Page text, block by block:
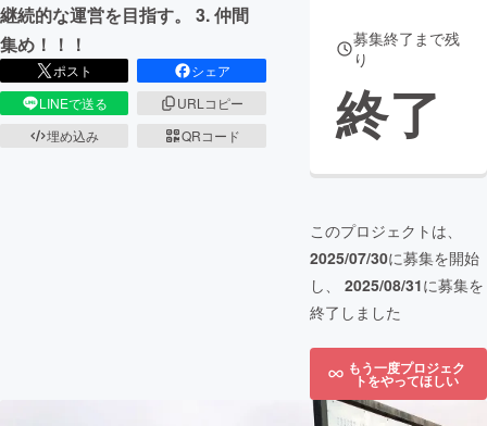
継続的な運営を目指す。 3. 仲間
集め！！！
ポスト
シェア
LINEで送る
URLコピー
埋め込み
QRコード
募集終了まで残
り
終了
このプロジェクトは、
2025/07/30に募集を開始
し、 2025/08/31に募集を
終了しました
もう一度プロジェク
トをやってほしい